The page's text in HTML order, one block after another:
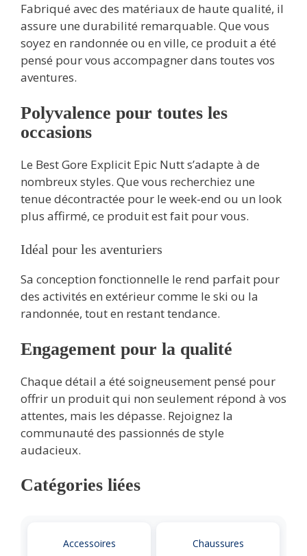
Fabriqué avec des matériaux de haute qualité, il
assure une durabilité remarquable. Que vous
soyez en randonnée ou en ville, ce produit a été
pensé pour vous accompagner dans toutes vos
aventures.
Polyvalence pour toutes les
occasions
Le Best Gore Explicit Epic Nutt s’adapte à de
nombreux styles. Que vous recherchiez une
tenue décontractée pour le week-end ou un look
plus affirmé, ce produit est fait pour vous.
Idéal pour les aventuriers
Sa conception fonctionnelle le rend parfait pour
des activités en extérieur comme le ski ou la
randonnée, tout en restant tendance.
Engagement pour la qualité
Chaque détail a été soigneusement pensé pour
offrir un produit qui non seulement répond à vos
attentes, mais les dépasse. Rejoignez la
communauté des passionnés de style
audacieux.
Catégories liées
Accessoires Chaussures